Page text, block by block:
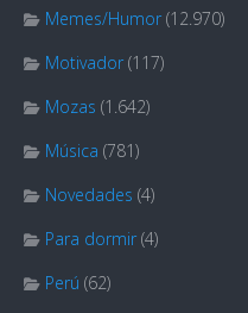
Memes/Humor (12.970)
Motivador (117)
Mozas (1.642)
Música (781)
Novedades (4)
Para dormir (4)
Perú (62)